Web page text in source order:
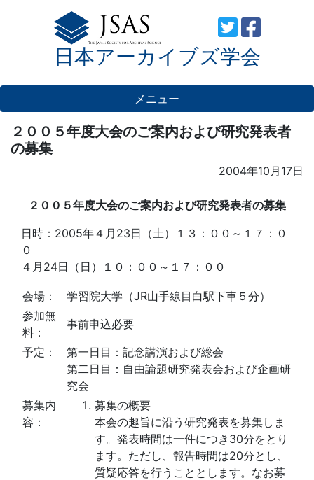
日本アーカイブズ学会
メニュー
２００５年度大会のご案内および研究発表者
の募集
Posted
on
2004年10月17日
２００５年度大会のご案内および研究発表者の募集
日時：2005年４月23日（土）１３：００～１７：０
０
４月24日（日）１０：００～１７：００
会場：
学習院大学（JR山手線目白駅下車５分）
参加無
料：
事前申込必要
予定：
第一日目：記念講演および総会
第二日目：自由論題研究発表会および企画研
究会
募集内
容：
募集の概要
本会の趣旨に沿う研究発表を募集しま
す。発表時間は一件につき30分をとり
ます。ただし、報告時間は20分とし、
質疑応答を行うこととします。なお募